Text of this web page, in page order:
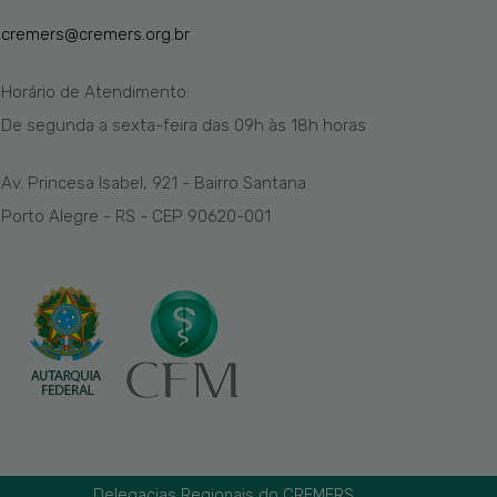
cremers@cremers.org.br
Horário de Atendimento:
De segunda a sexta-feira das 09h às 18h horas
Av. Princesa Isabel, 921 - Bairro Santana
Porto Alegre - RS - CEP 90620-001